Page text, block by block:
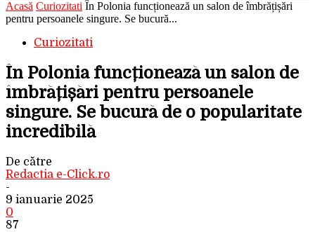
Acasă Curiozitati În Polonia funcționează un salon de îmbrățișări
pentru persoanele singure. Se bucură...
Curiozitati
În Polonia funcționează un salon de
îmbrățișări pentru persoanele
singure. Se bucură de o popularitate
incredibilă
De către
Redactia e-Click.ro
-
9 ianuarie 2025
0
87